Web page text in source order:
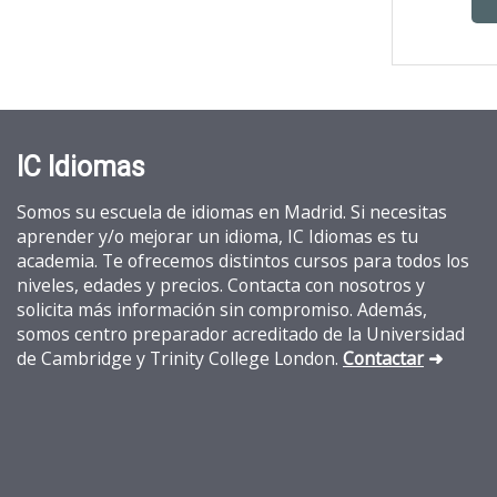
IC Idiomas
Somos su escuela de idiomas en Madrid. Si necesitas
aprender y/o mejorar un idioma, IC Idiomas es tu
academia. Te ofrecemos distintos cursos para todos los
niveles, edades y precios. Contacta con nosotros y
solicita más información sin compromiso. Además,
somos centro preparador acreditado de la Universidad
de Cambridge y Trinity College London. Contactar➜